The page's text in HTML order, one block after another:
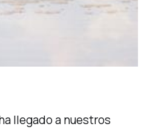
llegado a nuestros